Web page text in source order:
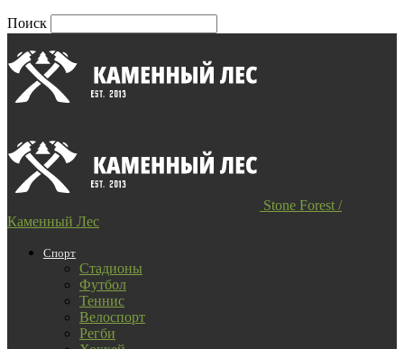
Поиск
Stone Forest /
Каменный Лес
Спорт
Стадионы
Футбол
Теннис
Велоспорт
Регби